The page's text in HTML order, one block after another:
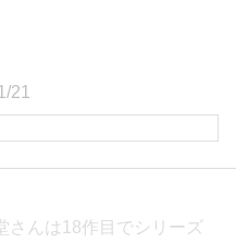
21
んは18作目でシリーズ